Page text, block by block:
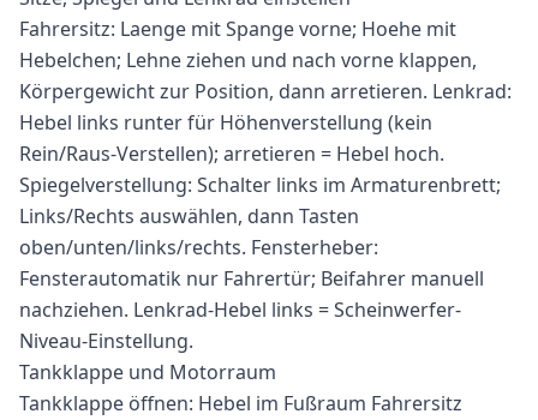
Fahrersitz: Laenge mit Spange vorne; Hoehe mit
Hebelchen; Lehne ziehen und nach vorne klappen,
Körpergewicht zur Position, dann arretieren. Lenkrad:
Hebel links runter für Höhenverstellung (kein
Rein/Raus-Verstellen); arretieren = Hebel hoch.
Spiegelverstellung: Schalter links im Armaturenbrett;
Links/Rechts auswählen, dann Tasten
oben/unten/links/rechts. Fensterheber:
Fensterautomatik nur Fahrertür; Beifahrer manuell
nachziehen. Lenkrad-Hebel links = Scheinwerfer-
Niveau-Einstellung.
Tankklappe und Motorraum
Tankklappe öffnen: Hebel im Fußraum Fahrersitz